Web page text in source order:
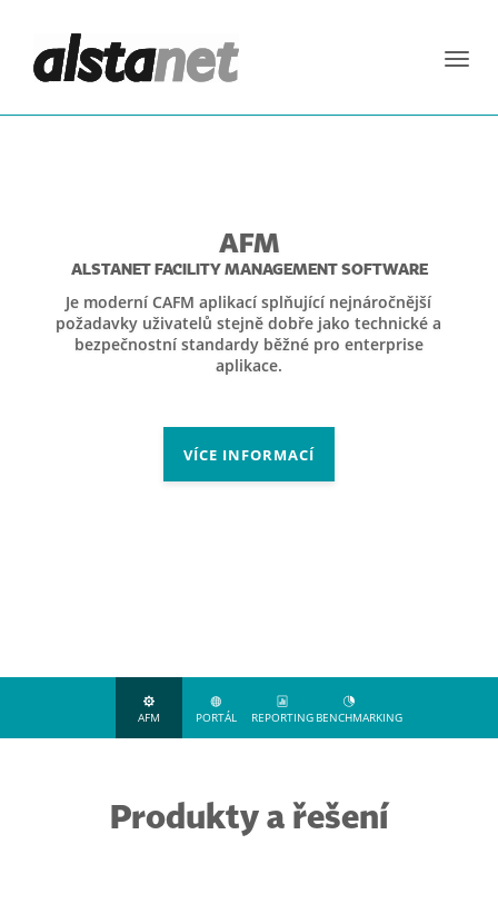
AFM
ALSTANET FACILITY MANAGEMENT SOFTWARE
Je moderní CAFM aplikací splňující nejnáročnější
požadavky uživatelů stejně dobře jako technické a
bezpečnostní standardy běžné pro enterprise
aplikace.
VÍCE INFORMACÍ
AFM PORTÁL REPORTING BENCHMARKING
Produkty a řešení